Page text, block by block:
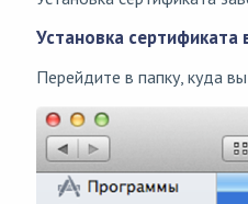
Установка сертификата
Перейдите в папку, куда